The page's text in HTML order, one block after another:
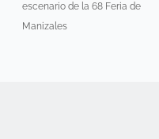
escenario de la 68 Feria de
Manizales